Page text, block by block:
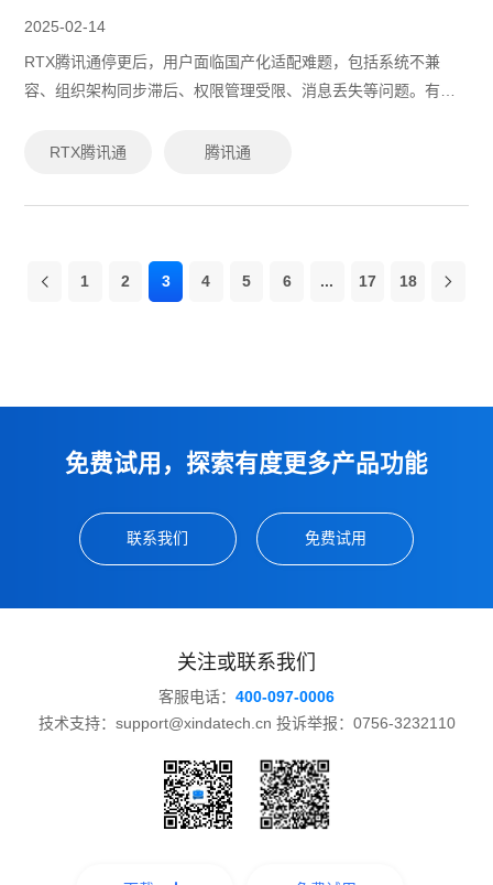
2025-02-14
RTX腾讯通停更后，用户面临国产化适配难题，包括系统不兼
容、组织架构同步滞后、权限管理受限、消息丢失等问题。有度
同步、并行使用及平滑迁移，适...
RTX腾讯通 腾讯通
1 2 3 4 5 6 ... 17 18
免费试用，探索有度更多产品功能
联系我们 免费试用
关注或联系我们
客服电话： 400-097-0006
技术支持：support@xindatech.cn 投诉举报：0756-3232110